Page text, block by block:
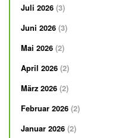
Juli 2026 3
Juni 2026 3
Mai 2026 2
April 2026 2
März 2026 2
Februar 2026 2
Januar 2026 2